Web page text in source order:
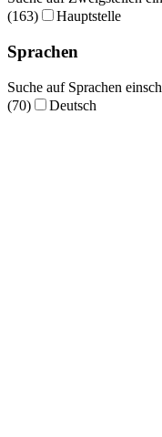
(163)
Hauptstelle
Sprachen
Suche auf Sprachen
(70)
Deutsch